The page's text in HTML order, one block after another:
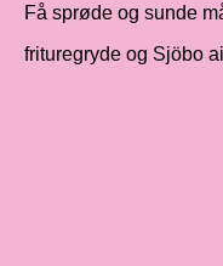
Få sprøde og sunde
frituregryde og Sjöbo